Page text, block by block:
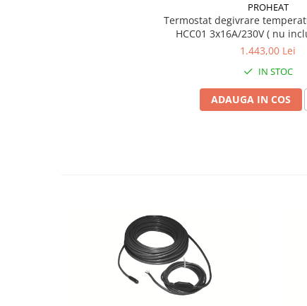
PROHEAT
Termostat degivrare
HCC01 3x16A/230V ( nu
1.443,00 Lei
IN STOC
ADAUGA IN COS